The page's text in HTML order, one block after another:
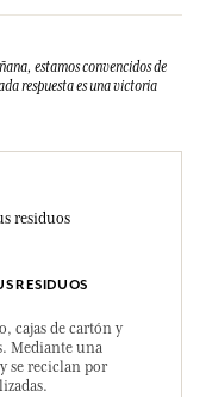
estamos convencidos de
respuesta es una victoria
RESIDUOS
cajas de cartón y
Mediante una
se reciclan por